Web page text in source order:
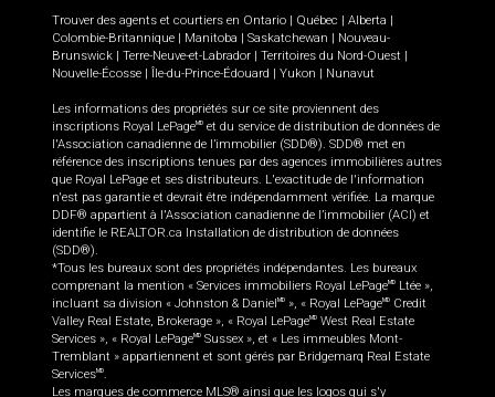
Trouver des agents et courtiers en Ontario | Québec | Alberta |
Colombie-Britannique | Manitoba | Saskatchewan | Nouveau-
Brunswick | Terre-Neuve-et-Labrador | Territoires du Nord-Ouest |
Nouvelle-Écosse | Île-du-Prince-Édouard | Yukon | Nunavut
Les informations des propriétés sur ce site proviennent des
inscriptions Royal LePageMD et du service de distribution de données de
l'Association canadienne de l’immobilier (SDD®). SDD® met en
référence des inscriptions tenues par des agences immobilières autres
que Royal LePage et ses distributeurs. L'exactitude de l'information
n'est pas garantie et devrait être indépendamment vérifiée. La marque
DDF® appartient à l'Association canadienne de l’immobilier (ACI) et
identifie le REALTOR.ca Installation de distribution de données
(SDD®).
*Tous les bureaux sont des propriétés indépendantes. Les bureaux
comprenant la mention « Services immobiliers Royal LePageMD
Ltée »,
incluant sa division « Johnston & DanielMD », « Royal LePageMD
Credit
Valley Real Estate, Brokerage », « Royal LePageMD West Real Estate
Services », « Royal LePageMD Sussex », et « Les immeubles Mont-
Tremblant » appartiennent et sont gérés par Bridgemarq Real Estate
ServicesMD.
Les marques de commerce MLS® ainsi que les logos qui s'y